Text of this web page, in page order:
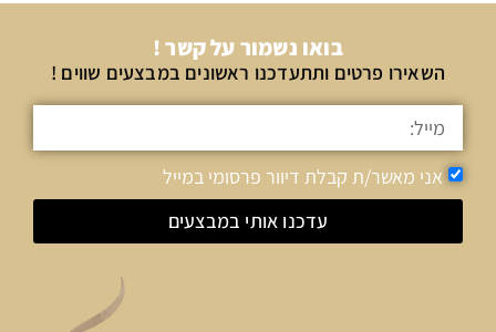
בואו נשמור על קשר !
השאירו פרטים ותתעדכנו ראשונים במבצעים שווים !
אני מאשר/ת קבלת דיוור פרסומי במייל
עדכנו אותי במבצעים